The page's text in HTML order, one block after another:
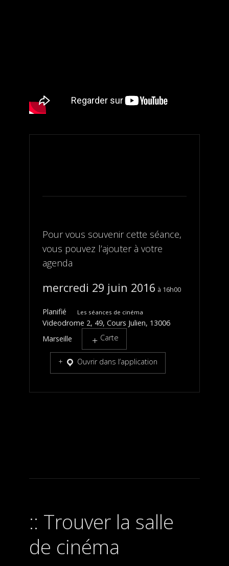
Pour vous souvenir cette séance,
vous pouvez l’ajouter à votre
agenda
mercredi 29 juin 2016 16h00
Planifié Les séances de cinéma
Videodrome 2, 49, Cours Julien, 13006
Marseille
Carte
Ouvrir dans l’application
Trouver la salle
de cinéma